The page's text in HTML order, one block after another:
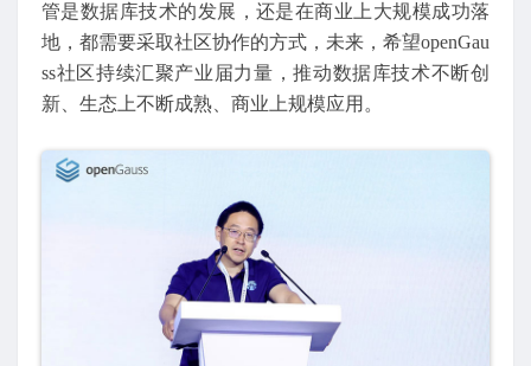
管是数据库技术的发展，还是在商业上大规模成功落
地，都需要采取社区协作的方式，未来，希望openGau
ss社区持续汇聚产业届力量，推动数据库技术不断创
新、生态上不断成熟、商业上规模应用。